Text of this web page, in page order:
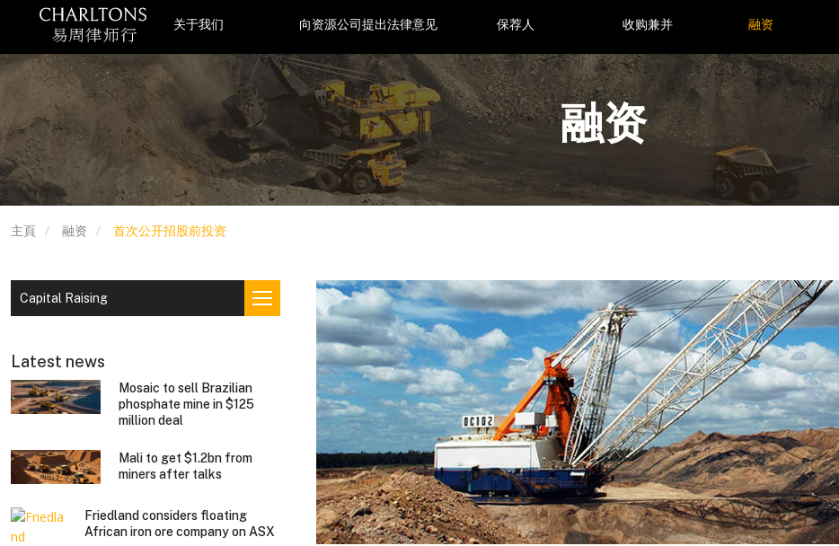
关于我们 向资源公司提出法律意见 保荐人 收购兼并 融资
融资
主頁 融资 首次公开招股前投资
Capital Raising
Latest news
Mosaic to sell Brazilian
phosphate mine in $125
million deal
Mali to get $1.2bn from
miners after talks
Friedland considers floating
African iron ore company on ASX